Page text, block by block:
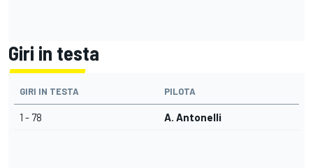
Giri in testa
GIRI IN TESTA PILOTA
1 - 78 A. Antonelli